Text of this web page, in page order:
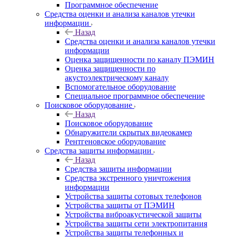
Программное обеспечение
Средства оценки и анализа каналов утечки
информации
Назад
Средства оценки и анализа каналов утечки
информации
Оценка защищенности по каналу ПЭМИН
Оценка защищенности по
акустоэлектрическому каналу
Вспомогательное оборудование
Специальное программное обеспечение
Поисковое оборудование
Назад
Поисковое оборудование
Обнаружители скрытых видеокамер
Рентгеновское оборудование
Средства защиты информации
Назад
Средства защиты информации
Средства экстренного уничтожения
информации
Устройства защиты сотовых телефонов
Устройства защиты от ПЭМИН
Устройства виброакустической защиты
Устройства защиты сети электропитания
Устройства защиты телефонных и